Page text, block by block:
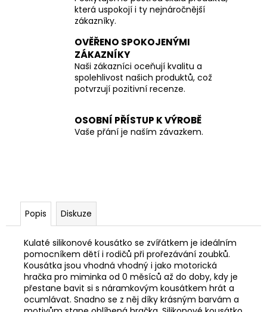
která uspokojí i ty nejnáročnější
zákazníky.
OVĚŘENO SPOKOJENÝMI
ZÁKAZNÍKY
Naši zákazníci oceňují kvalitu a
spolehlivost našich produktů, což
potvrzují pozitivní recenze.
OSOBNÍ PŘÍSTUP K VÝROBĚ
Vaše přání je naším závazkem.
Popis Diskuze
Kulaté silikonové kousátko se zvířátkem je ideálním
pomocníkem dětí i rodičů při prořezávání zoubků.
Kousátka jsou vhodná vhodný i jako motorická
hračka pro miminka od 0 měsíců až do doby, kdy je
přestane bavit si s náramkovým kousátkem hrát a
ocumlávat. Snadno se z něj díky krásným barvám a